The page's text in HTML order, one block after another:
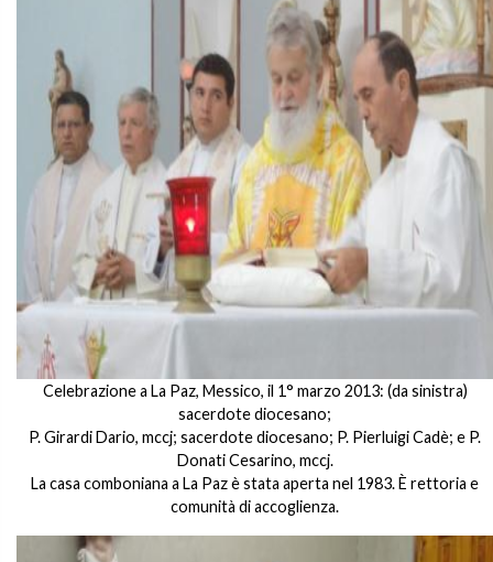
Celebrazione a La Paz, Messico, il 1° marzo 2013: (da sinistra)
sacerdote diocesano;
P. Girardi Dario, mccj; sacerdote diocesano; P. Pierluigi Cadè; e P.
Donati Cesarino, mccj.
La casa comboniana a La Paz è stata aperta nel 1983. È rettoria e
comunità di accoglienza.